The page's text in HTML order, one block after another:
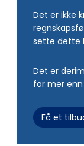
Det er ikke
sette dette
Det er
for mer enn
Få et